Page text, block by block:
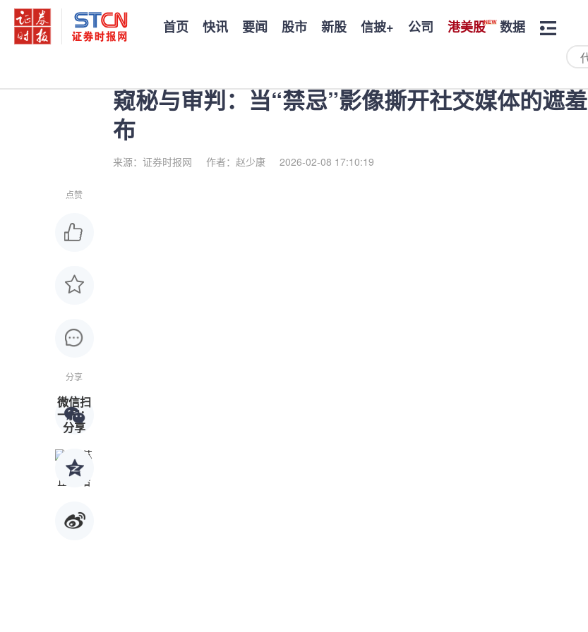
首页 快讯 要闻 股市 新股 信披+ 公司 港美股 数据
窥秘与审判：当“禁忌”影像撕开社交媒体的遮羞
布
来源：证券时报网 作者：赵少康 2026-02-08 17:10:19
点赞
分享
微信扫
一扫：
分享